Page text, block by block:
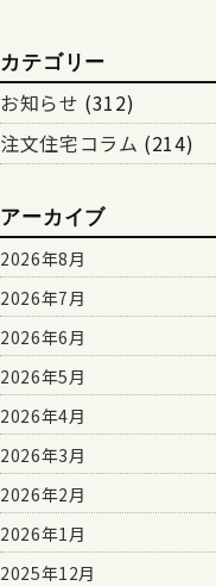
カテゴリー
お知らせ (312)
注文住宅コラム (214)
アーカイブ
2026年8月
2026年7月
2026年6月
2026年5月
2026年4月
2026年3月
2026年2月
2026年1月
2025年12月